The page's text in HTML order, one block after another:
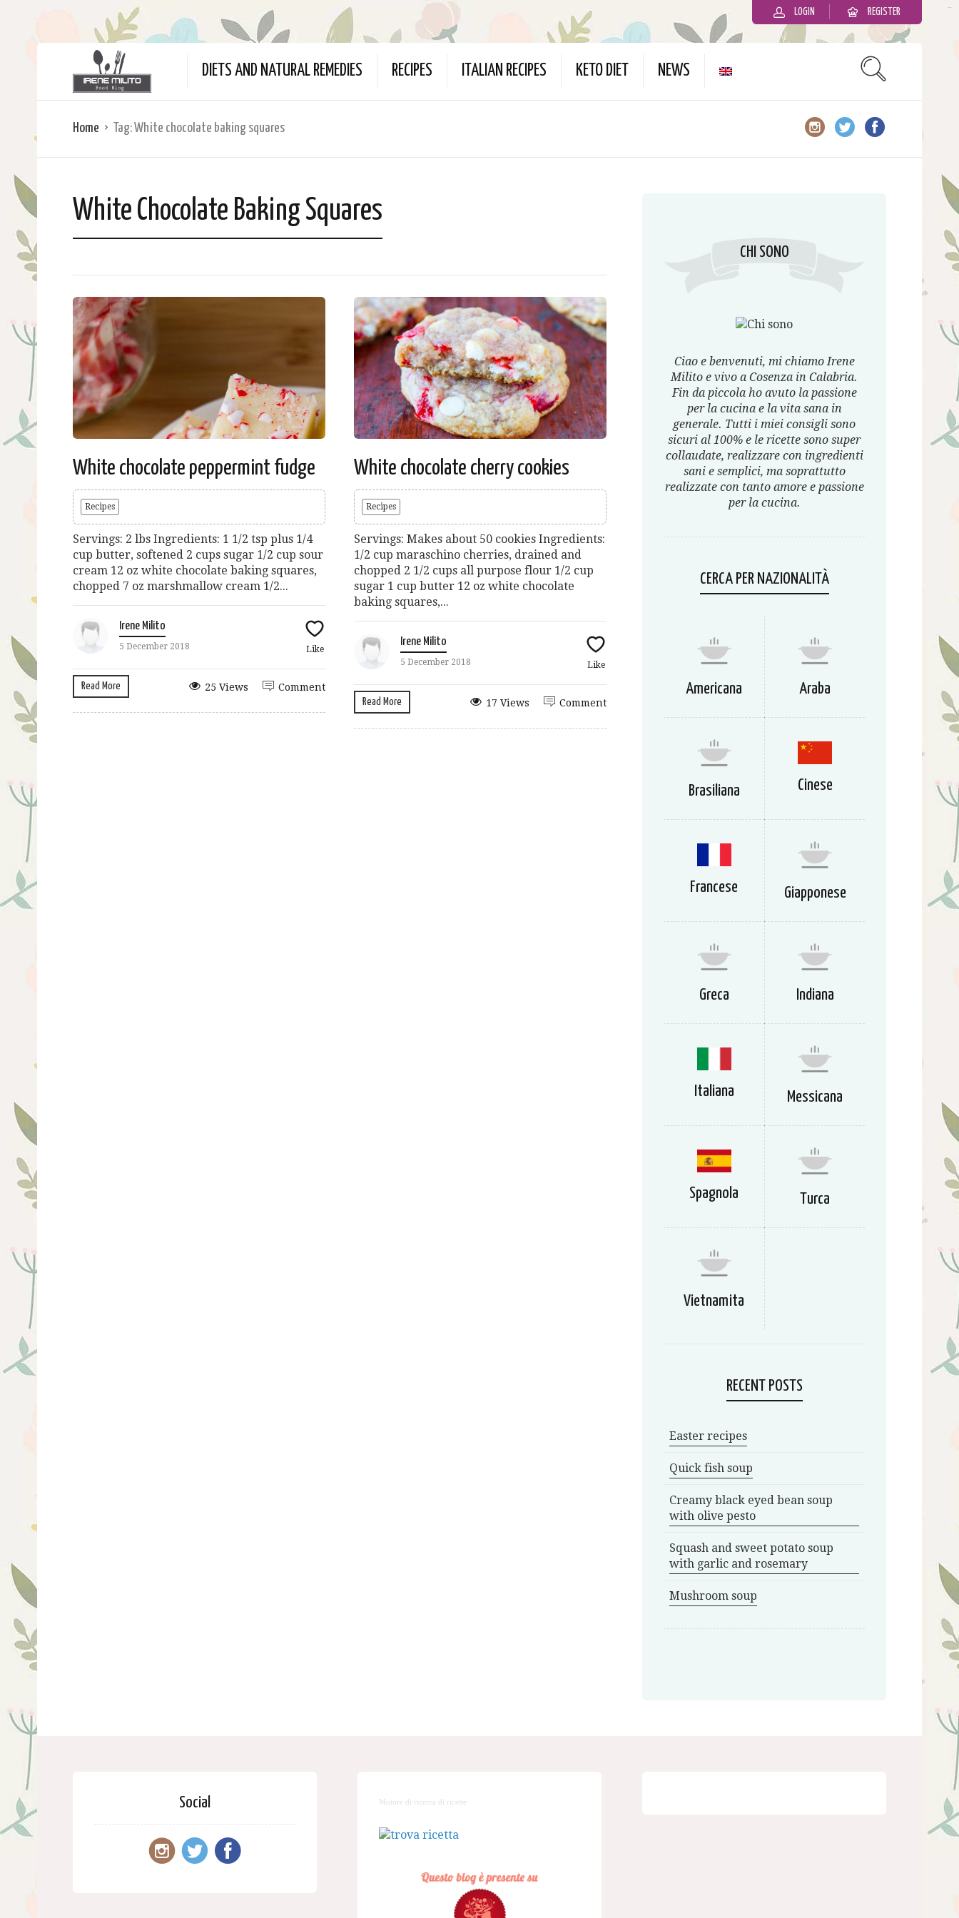
LOGIN REGISTER
DIETS AND NATURAL REMEDIES RECIPES ITALIAN RECIPES KETO DIET NEWS
Home Tag:White chocolate baking squares
White Chocolate Baking Squares
White chocolate peppermint fudge
Recipes
Servings: 2 lbs Ingredients: 1 1/2 tsp plus 1/4
cup butter, softened 2 cups sugar 1/2 cup sour
cream 12 oz white chocolate baking squares,
chopped 7 oz marshmallow cream 1/2...
Irene Milito
5 December 2018 Like
Read More Comment
25 Views
White chocolate cherry cookies
Recipes
Servings: Makes about 50 cookies Ingredients:
1/2 cup maraschino cherries, drained and
chopped 2 1/2 cups all purpose flour 1/2 cup
sugar 1 cup butter 12 oz white chocolate
baking squares,...
Irene Milito
5 December 2018 Like
Read More Comment
17 Views
CHI SONO
Ciao e benvenuti, mi chiamo Irene
Milito e vivo a Cosenza in Calabria.
Fin da piccola ho avuto la passione
per la cucina e la vita sana in
generale. Tutti i miei consigli sono
sicuri al 100% e le ricette sono super
collaudate, realizzare con ingredienti
sani e semplici, ma soprattutto
realizzate con tanto amore e passione
per la cucina.
CERCA PER NAZIONALITÀ
Americana Araba
Brasiliana Cinese
Francese Giapponese
Greca Indiana
Italiana Messicana
Spagnola Turca
Vietnamita
RECENT POSTS
Easter recipes
Quick fish soup
Creamy black eyed bean soup
with olive pesto
Squash and sweet potato soup
with garlic and rosemary
Mushroom soup
Social Motore di ricerca di ricette